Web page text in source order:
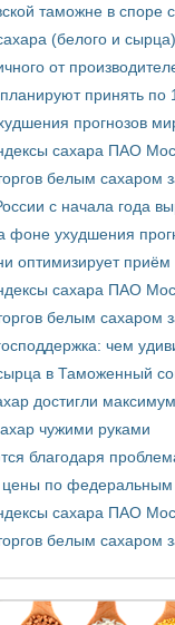
таможне в
(белого и
от
принять по
прогнозов
сахара ПАО
белым сахаром
с начала года
фоне ухудшения
оптимизирует приём
сахара ПАО
белым сахаром
чем
в Таможенный
достигли
чужими руками
благодаря
по федеральным
сахара ПАО
белым сахаром